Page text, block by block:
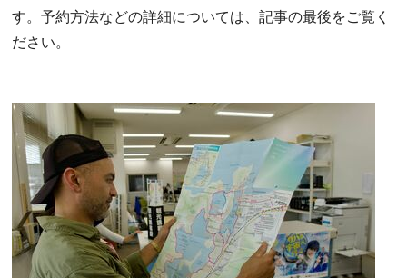
す。予約方法などの詳細については、記事の最後をご覧く
ださい。